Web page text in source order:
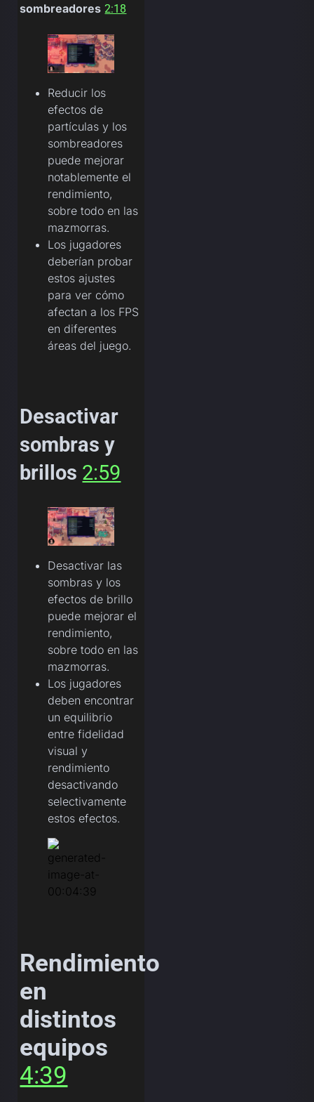
sombreadores 2:18
Reducir los
efectos de
partículas y los
sombreadores
puede mejorar
notablemente el
rendimiento,
sobre todo en las
mazmorras.
Los jugadores
deberían probar
estos ajustes
para ver cómo
afectan a los FPS
en diferentes
áreas del juego.
Desactivar
sombras y
brillos 2:59
Desactivar las
sombras y los
efectos de brillo
puede mejorar el
rendimiento,
sobre todo en las
mazmorras.
Los jugadores
deben encontrar
un equilibrio
entre fidelidad
visual y
rendimiento
desactivando
selectivamente
estos efectos.
Rendimiento
en
distintos
equipos
4:39